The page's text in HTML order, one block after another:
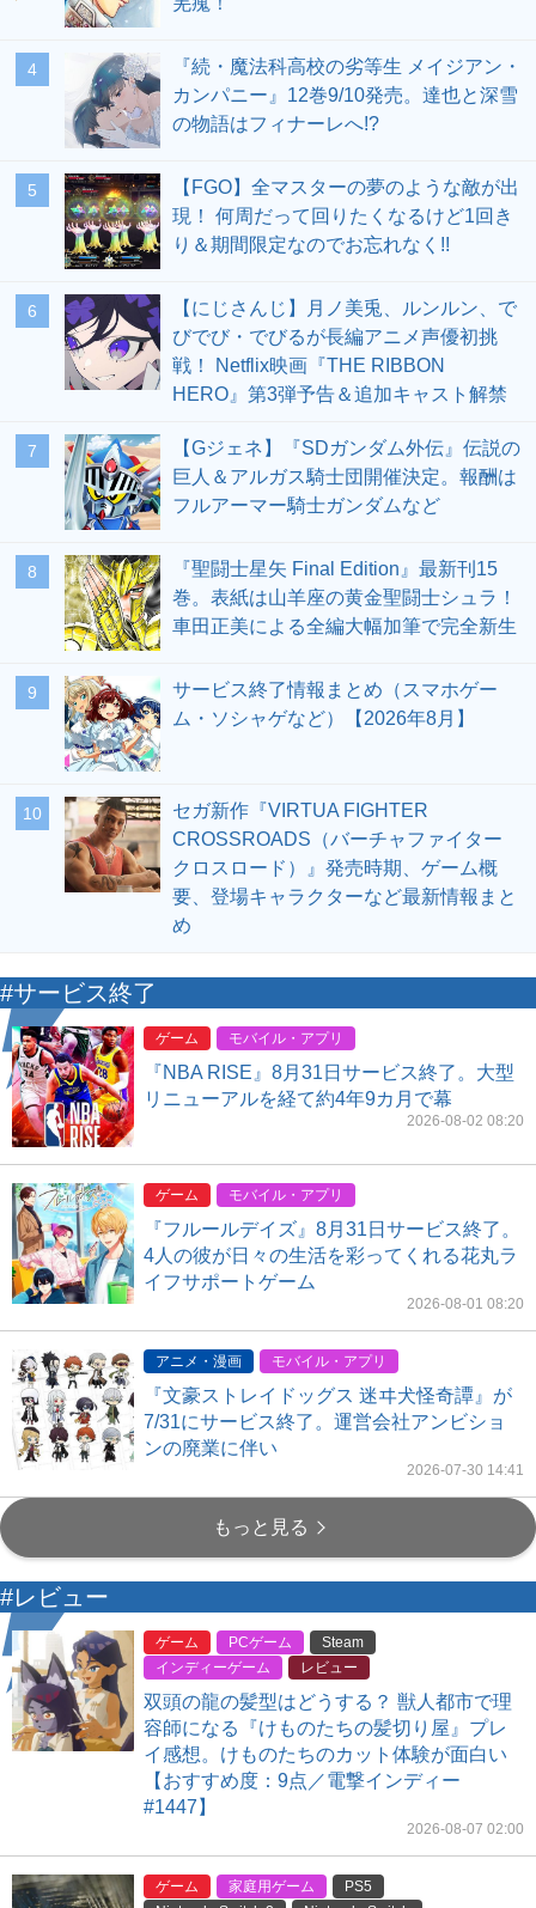
4
『続・魔法科高校の劣等生 メイジアン・
カンパニー』12巻9/10発売。達也と深雪
の物語はフィナーレへ!?
5
【FGO】全マスターの夢のような敵が出
現！ 何周だって回りたくなるけど1回き
り＆期間限定なのでお忘れなく!!
6
【にじさんじ】月ノ美兎、ルンルン、で
びでび・でびるが長編アニメ声優初挑
戦！ Netflix映画『THE RIBBON
HERO』第3弾予告＆追加キャスト解禁
7
【Gジェネ】『SDガンダム外伝』伝説の
巨人＆アルガス騎士団開催決定。報酬は
フルアーマー騎士ガンダムなど
8
『聖闘士星矢 Final Edition』最新刊15
巻。表紙は山羊座の黄金聖闘士シュラ！
車田正美による全編大幅加筆で完全新生
9
サービス終了情報まとめ（スマホゲー
ム・ソシャゲなど）【2026年8月】
10
セガ新作『VIRTUA FIGHTER
CROSSROADS（バーチャファイター
クロスロード）』発売時期、ゲーム概
要、登場キャラクターなど最新情報まと
め
#サービス終了
ゲーム モバイル・アプリ
『NBA RISE』8月31日サービス終了。大型
リニューアルを経て約4年9カ月で幕
2026-08-02 08:20
ゲーム モバイル・アプリ
『フルールデイズ』8月31日サービス終了。
4人の彼が日々の生活を彩ってくれる花丸ラ
イフサポートゲーム
2026-08-01 08:20
アニメ・漫画 モバイル・アプリ
『文豪ストレイドッグス 迷ヰ犬怪奇譚』が
7/31にサービス終了。運営会社アンビショ
ンの廃業に伴い
2026-07-30 14:41
もっと見る
#レビュー
ゲーム PCゲーム
Steam
インディーゲーム
レビュー
双頭の龍の髪型はどうする？ 獣人都市で理
容師になる『けものたちの髪切り屋』プレ
イ感想。けものたちのカット体験が面白い
【おすすめ度：9点／電撃インディー
#1447】
2026-08-07 02:00
ゲーム 家庭用ゲーム
PS5